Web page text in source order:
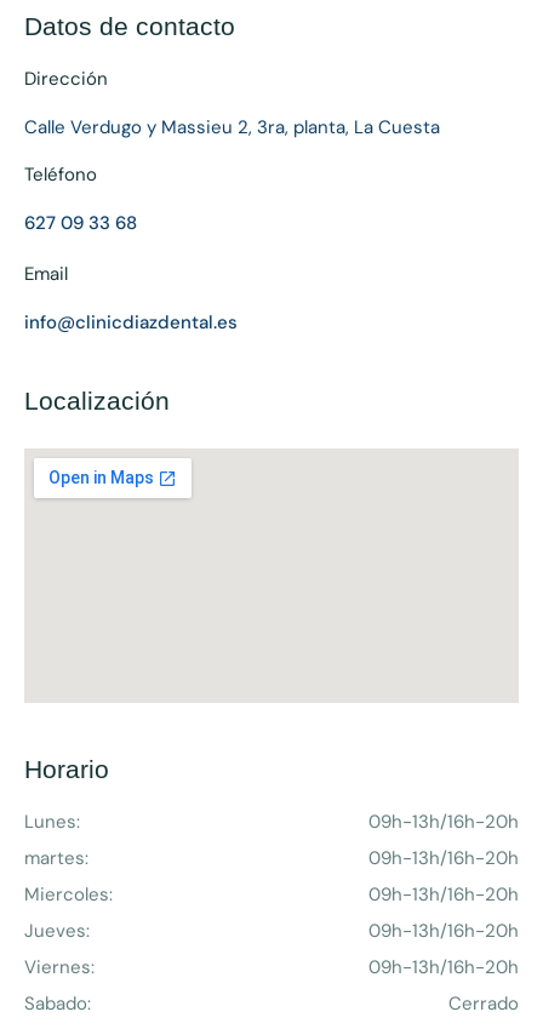
Datos de contacto
Dirección
Calle Verdugo y Massieu 2, 3ra, planta, La Cuesta
Teléfono
627 09 33 68
Email
info@clinicdiazdental.es
Localización
Horario
Lunes:
09h-13h/16h-20h
martes:
09h-13h/16h-20h
Miercoles:
09h-13h/16h-20h
Jueves:
09h-13h/16h-20h
Viernes:
09h-13h/16h-20h
Sabado:
Cerrado